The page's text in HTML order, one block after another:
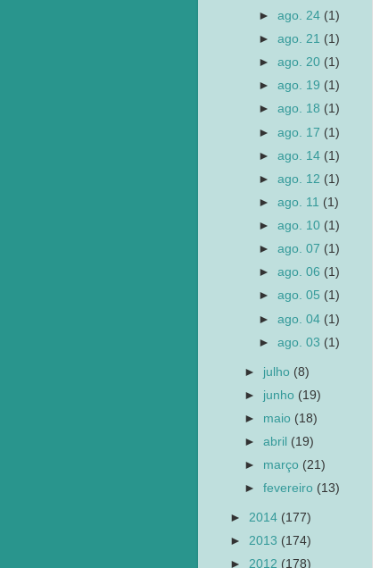
►ago. 24 (1)
►ago. 21 (1)
►ago. 20 (1)
►ago. 19 (1)
►ago. 18 (1)
►ago. 17 (1)
►ago. 14 (1)
►ago. 12 (1)
►ago. 11 (1)
►ago. 10 (1)
►ago. 07 (1)
►ago. 06 (1)
►ago. 05 (1)
►ago. 04 (1)
►ago. 03 (1)
► julho (8)
► junho (19)
► maio (18)
►abril (19)
► março (21)
►fevereiro (13)
► 2014 (177)
► 2013 (174)
► 2012 (178)